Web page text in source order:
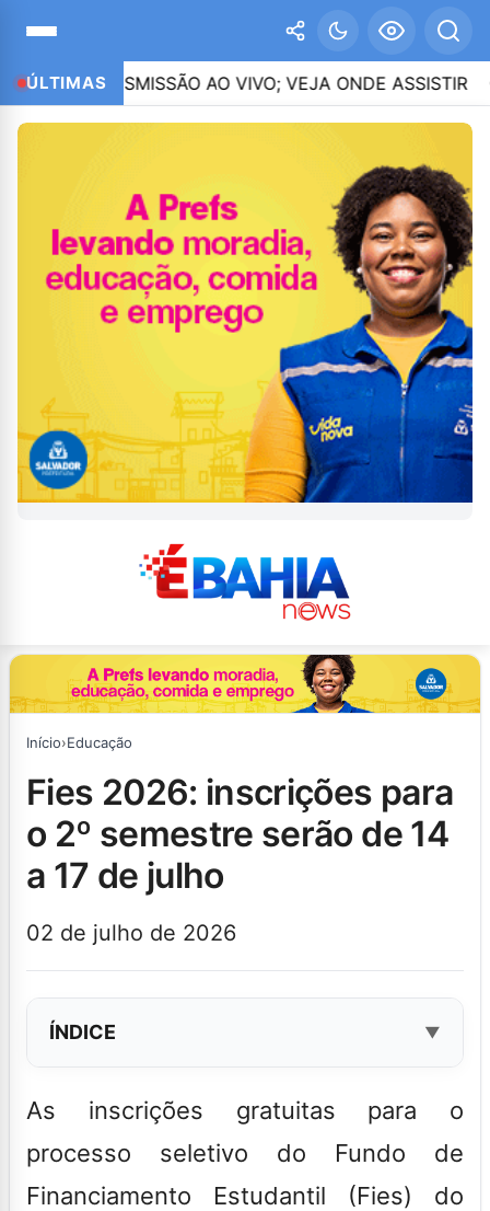
ÚLTIMAS AO VIVO; VEJA ONDE ASSISTIR 02:27
Início›Educação
fies 2026: inscrições para
o 2º semestre serão de 14
a 17 de julho
02 de julho de 2026
ÍNDICE
As inscrições gratuitas para o
processo seletivo do Fundo de
Financiamento Estudantil (Fies) do